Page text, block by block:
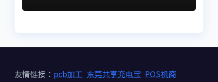
友情链接： pcb加工 东莞共享充电宝 POS机商